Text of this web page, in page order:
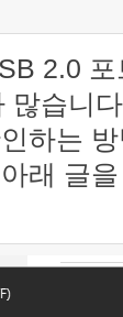
2.0
많습니
하는
래 글